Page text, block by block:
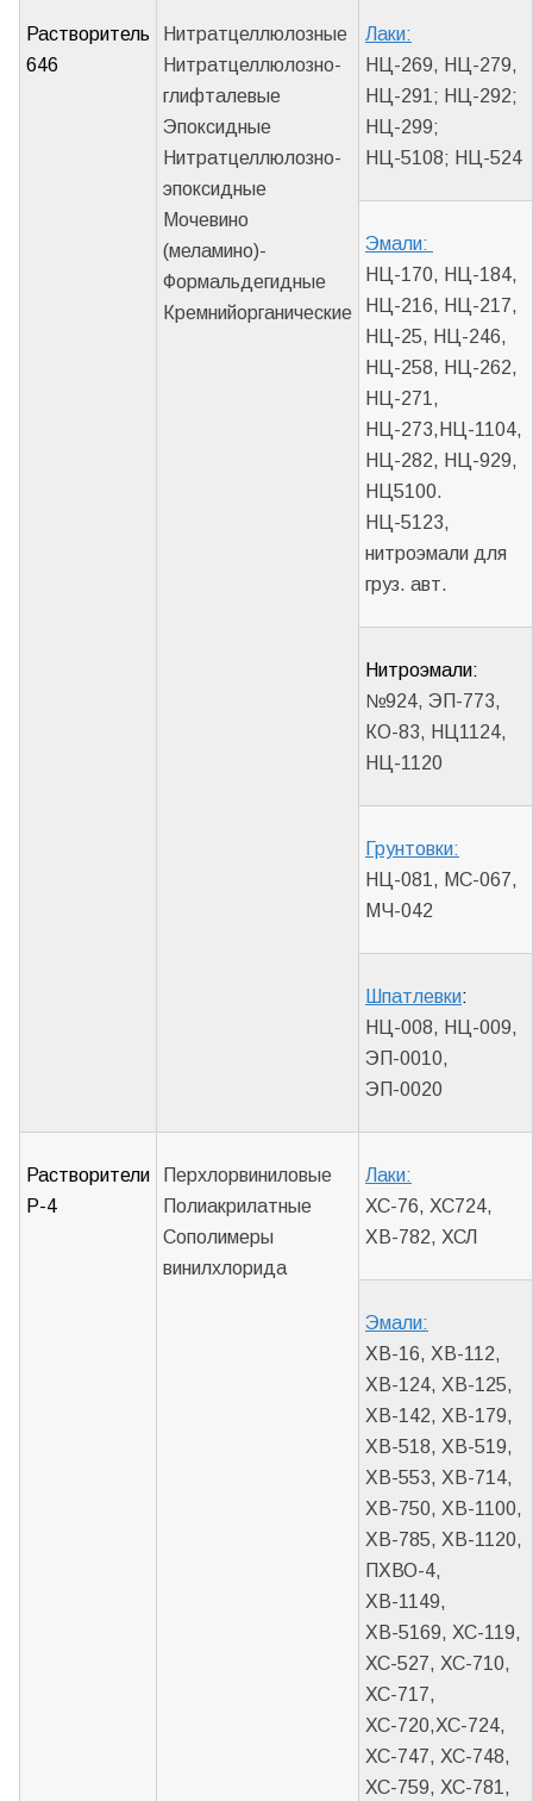
Растворитель
646
Нитратцеллюлозные
Нитратцеллюлозно-
глифталевые
Эпоксидные
Нитратцеллюлозно-
эпоксидные
Мочевино
(меламино)-
Формальдегидные
Кремнийорганические
Лаки:
НЦ-269, НЦ-279,
НЦ-291; НЦ-292;
НЦ-299;
НЦ-5108; НЦ-524
Эмали:
НЦ-170, НЦ-184,
НЦ-216, НЦ-217,
НЦ-25, НЦ-246,
НЦ-258, НЦ-262,
НЦ-271,
НЦ-273,НЦ-1104,
НЦ-282, НЦ-929,
НЦ5100.
НЦ-5123,
нитроэмали для
груз. авт.
Нитроэмали:
№924, ЭП-773,
КО-83, НЦ1124,
НЦ-1120
Грунтовки:
НЦ-081, МС-067,
МЧ-042
Шпатлевки:
НЦ-008, НЦ-009,
ЭП-0010,
ЭП-0020
Растворители
Р-4
Перхлорвиниловые
Полиакрилатные
Сополимеры
винилхлорида
Лаки:
ХС-76, ХС724,
ХВ-782, ХСЛ
Эмали:
ХВ-16, ХВ-112,
ХВ-124, ХВ-125,
ХВ-142, ХВ-179,
ХВ-518, ХВ-519,
ХВ-553, ХВ-714,
ХВ-750, ХВ-1100,
ХВ-785, ХВ-1120,
ПХВО-4,
ХВ-1149,
ХВ-5169, ХС-119,
ХС-527, ХС-710,
ХС-717,
ХС-720,ХС-724,
ХС-747, ХС-748,
ХС-759, ХС-781,